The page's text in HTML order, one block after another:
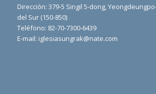
Dirección: 379-5 Singil 5-dong,
del Sur (150-850)
Teléfono: 82-70-7300-6439
E-mail: iglesiasungrak@nate.com